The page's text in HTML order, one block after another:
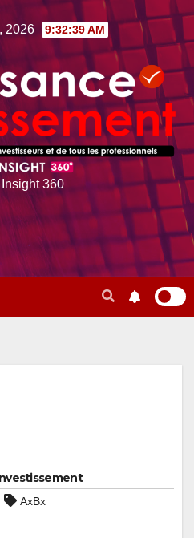
2026 9:32:40 AM
360
AxBx